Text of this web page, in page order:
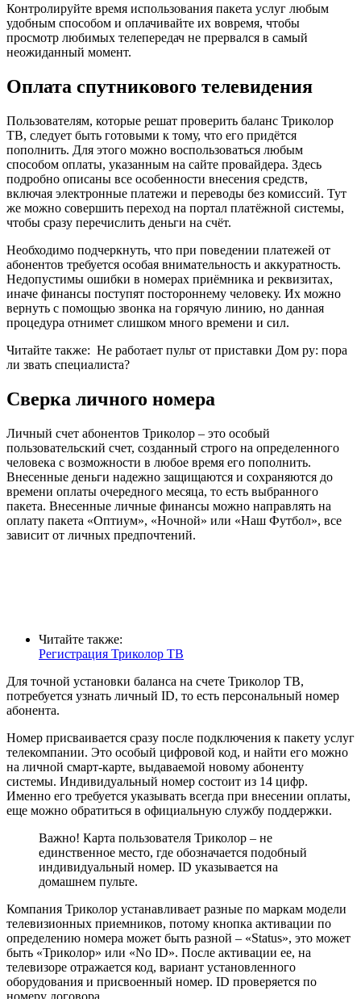
Контролируйте время использования пакета услуг любым
удобным способом и оплачивайте их вовремя, чтобы
просмотр любимых телепередач не прервался в самый
неожиданный момент.
Оплата спутникового телевидения
Пользователям, которые решат проверить баланс Триколор
ТВ, следует быть готовыми к тому, что его придётся
пополнить. Для этого можно воспользоваться любым
способом оплаты, указанным на сайте провайдера. Здесь
подробно описаны все особенности внесения средств,
включая электронные платежи и переводы без комиссий. Тут
же можно совершить переход на портал платёжной системы,
чтобы сразу перечислить деньги на счёт.
Необходимо подчеркнуть, что при поведении платежей от
абонентов требуется особая внимательность и аккуратность.
Недопустимы ошибки в номерах приёмника и реквизитах,
иначе финансы поступят постороннему человеку. Их можно
вернуть с помощью звонка на горячую линию, но данная
процедура отнимет слишком много времени и сил.
Читайте также: Не работает пульт от приставки Дом ру: пора
ли звать специалиста?
Сверка личного номера
Личный счет абонентов Триколор – это особый
пользовательский счет, созданный строго на определенного
человека с возможности в любое время его пополнить.
Внесенные деньги надежно защищаются и сохраняются до
времени оплаты очередного месяца, то есть выбранного
пакета. Внесенные личные финансы можно направлять на
оплату пакета «Оптиум», «Ночной» или «Наш Футбол», все
зависит от личных предпочтений.
Читайте также:
Регистрация Триколор ТВ
Для точной установки баланса на счете Триколор ТВ,
потребуется узнать личный ID, то есть персональный номер
абонента.
Номер присваивается сразу после подключения к пакету услуг
телекомпании. Это особый цифровой код, и найти его можно
на личной смарт-карте, выдаваемой новому абоненту
системы. Индивидуальный номер состоит из 14 цифр.
Именно его требуется указывать всегда при внесении оплаты,
еще можно обратиться в официальную службу поддержки.
Важно! Карта пользователя Триколор – не
единственное место, где обозначается подобный
индивидуальный номер. ID указывается на
домашнем пульте.
Компания Триколор устанавливает разные по маркам модели
телевизионных приемников, потому кнопка активации по
определению номера может быть разной – «Status», это может
быть «Триколор» или «No ID». После активации ее, на
телевизоре отражается код, вариант установленного
оборудования и присвоенный номер. ID проверяется по
номеру договора.